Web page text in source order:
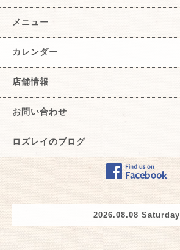
メニュー
カレンダー
店舗情報
お問い合わせ
ロズレイのブログ
2026.08.08 Saturday